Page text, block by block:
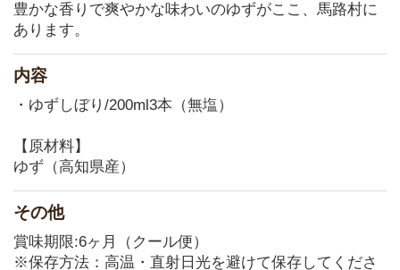
豊かな香りで爽やかな味わいのゆずがここ、馬路村に
あります。
内容
・ゆずしぼり/200ml3本（無塩）
【原材料】
ゆず（高知県産）
その他
賞味期限:6ヶ月（クール便）
※保存方法：高温・直射日光を避けて保存してくださ